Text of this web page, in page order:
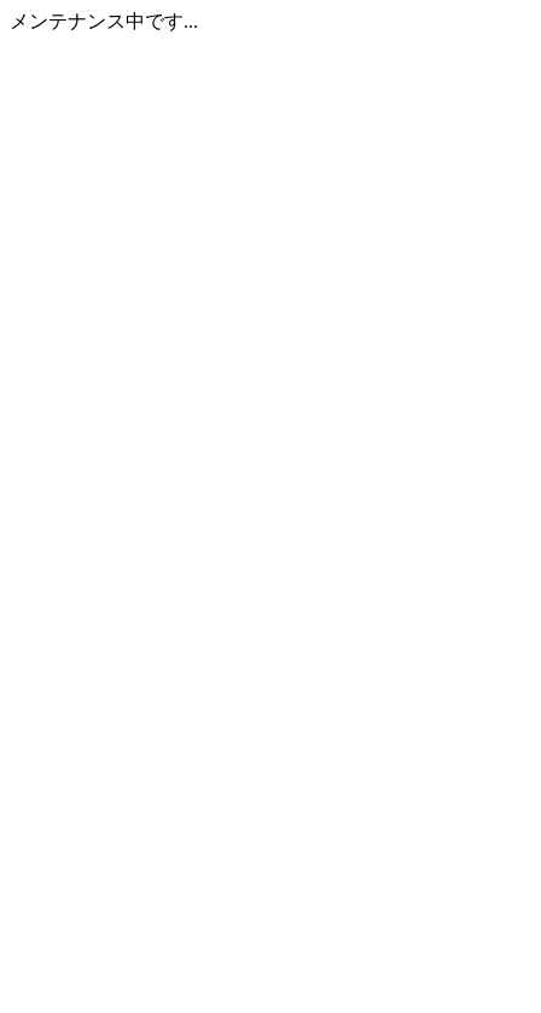
メンテナンス中です...